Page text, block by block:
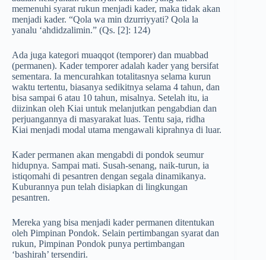
memenuhi syarat rukun menjadi kader, maka tidak akan
menjadi kader. “Qola wa min dzurriyyati? Qola la
yanalu ‘ahdidzalimin.” (Qs. [2]: 124)
Ada juga kategori muaqqot (temporer) dan muabbad
(permanen). Kader temporer adalah kader yang bersifat
sementara. Ia mencurahkan totalitasnya selama kurun
waktu tertentu, biasanya sedikitnya selama 4 tahun, dan
bisa sampai 6 atau 10 tahun, misalnya. Setelah itu, ia
diizinkan oleh Kiai untuk melanjutkan pengabdian dan
perjuangannya di masyarakat luas. Tentu saja, ridha
Kiai menjadi modal utama mengawali kiprahnya di luar.
Kader permanen akan mengabdi di pondok seumur
hidupnya. Sampai mati. Susah-senang, naik-turun, ia
istiqomahi di pesantren dengan segala dinamikanya.
Kuburannya pun telah disiapkan di lingkungan
pesantren.
Mereka yang bisa menjadi kader permanen ditentukan
oleh Pimpinan Pondok. Selain pertimbangan syarat dan
rukun, Pimpinan Pondok punya pertimbangan
‘bashirah’ tersendiri.